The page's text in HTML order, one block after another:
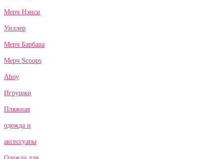
Мерч Нэнси
Уиллер
Мерч Барбара
Мерч Scoops
Ahoy
Игрушки
Пляжная
одежда и
аксессуары